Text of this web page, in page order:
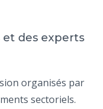
des experts
organisés par
sectoriels.